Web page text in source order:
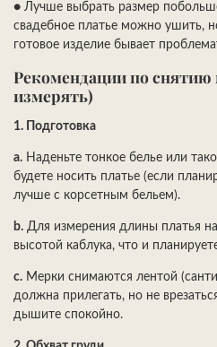
● Лучше выбрать размер
свадебное платье можно ушить,
готовое изделие бывает
Рекомендации по снятию
измерять)
1. Подготовка
a. Наденьте тонкое белье или
будете носить платье (если
лучше с корсетным бельем).
b. Для измерения длины платья
высотой каблука, что и
c. Мерки снимаются лентой
должна прилегать, но не
дышите спокойно.